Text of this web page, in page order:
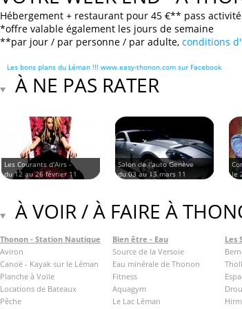
Hébergement + restaurant pour 45 €** pass
*offre valable également les jours de semaine
**par jour / par personne / par adulte, conditions
Les bons plans du Léman !!! www.easy-thonon.com sur Facebook
À NE PAS RATER
Les Courants d'Airs -
du 12 au 26 février 11
Salon de l'auto Genève
du 03 au 13 mars 11
le
À VOIR / À FAIRE À
Thonon - Station Nautique
Aviron
Canoë - Kayak sur le Léman
Planche à Voile
Locations de Bateaux
Pêche
Bien être - Eau
Source de la Versoie
Eau minérale de Thonon
Fitness
Aquagym
Le Lac Léman
Les